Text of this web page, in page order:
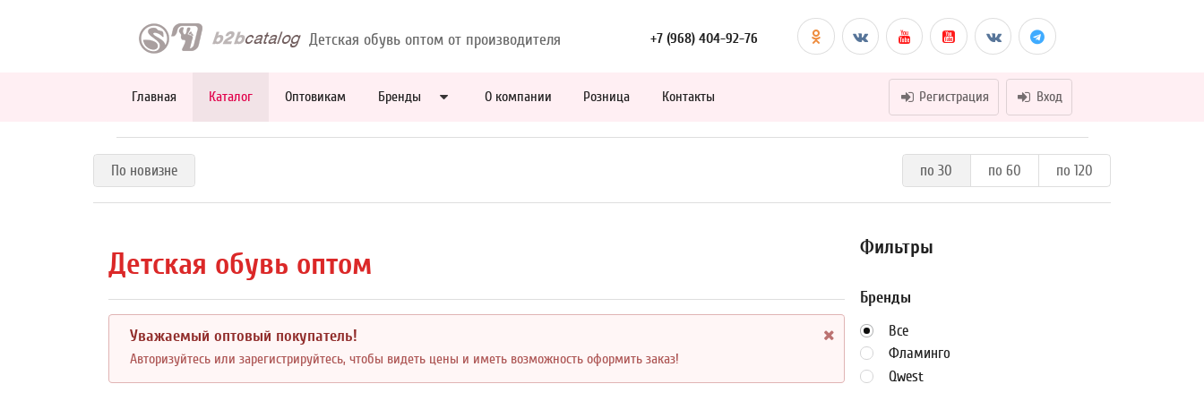
Детская обувь оптом от производителя +7 (968) 404-92-76
Главная Каталог Оптовикам Бренды О компании Розница Контакты Регистрация Вход
По новизне по 30 по 60 по 120
Детская обувь оптом
Уважаемый оптовый покупатель!
Авторизуйтесь или зарегистрируйтесь, чтобы видеть цены и иметь возможность оформить заказ!
Фильтры
Бренды
Все
Фламинго
Qwest